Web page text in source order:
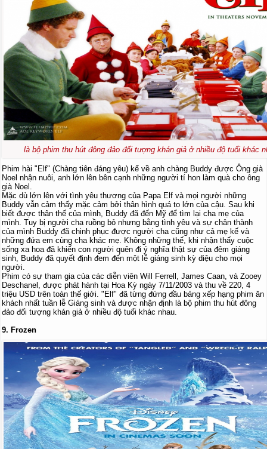
là bộ phim thu hút đông đảo đối tượng khán giả ở nhiều độ tuổi khác
Phim hài "Elf" (Chàng tiên đáng yêu) kể về anh chàng Buddy được Ông già
Noel nhận nuôi, anh lớn lên bên cạnh những người tí hon làm quà cho ông
già Noel.
Mặc dù lớn lên với tình yêu thương của Papa Elf và mọi người những
Buddy vẫn cảm thấy mặc cảm bởi thân hình quá to lớn của cậu. Sau khi
biết được thân thế của mình, Buddy đã đến Mỹ để tìm lại cha mẹ của
mình. Tuy bị người cha ruồng bỏ nhưng bằng tình yêu và sự chân thành
của mình Buddy đã chinh phục được người cha cũng như cả mẹ kế và
những đứa em cùng cha khác mẹ. Không những thế, khi nhận thấy cuộc
sống xa hoa đã khiến con người quên đi ý nghĩa thật sự của đêm giáng
sinh, Buddy đã quyết định đem đến một lễ giáng sinh kỳ diệu cho mọi
người.
Phim có sự tham gia của các diễn viên Will Ferrell, James Caan, và Zooey
Deschanel, được phát hành tại Hoa Kỳ ngày 7/11/2003 và thu về 220, 4
triệu USD trên toàn thế giới. "Elf" đã từng đứng đầu bảng xếp hạng phim ăn
khách nhất tuần lễ Giáng sinh và được nhận định là bộ phim thu hút đông
đảo đối tượng khán giả ở nhiều độ tuổi khác nhau.
9. Frozen